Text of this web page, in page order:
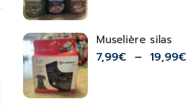
Muselière silas
7,99€ – 19,99€